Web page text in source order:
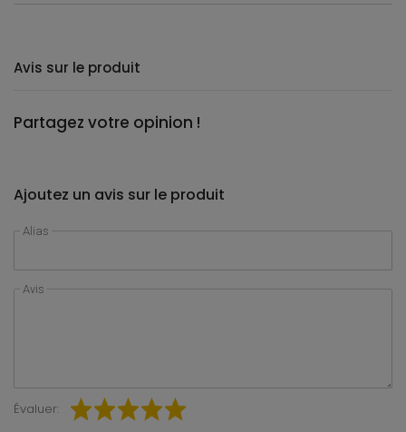
Avis sur le produit
Partagez votre opinion !
Ajoutez un avis sur le produit
Alias
Avis
Évaluer: